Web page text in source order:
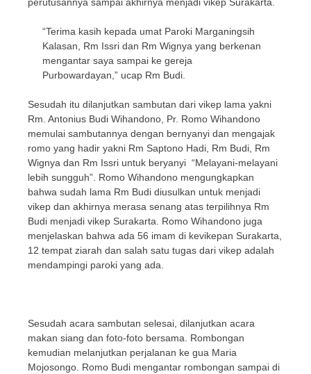
“Terima kasih kepada umat Paroki Marganingsih
Kalasan, Rm Issri dan Rm Wignya yang berkenan
mengantar saya sampai ke gereja
Purbowardayan,” ucap Rm Budi.
Sesudah itu dilanjutkan sambutan dari vikep lama yakni
Rm. Antonius Budi Wihandono, Pr. Romo Wihandono
memulai sambutannya dengan bernyanyi dan mengajak
romo yang hadir yakni Rm Saptono Hadi, Rm Budi, Rm
Wignya dan Rm Issri untuk beryanyi “Melayani-melayani
lebih sungguh”. Romo Wihandono mengungkapkan
bahwa sudah lama Rm Budi diusulkan untuk menjadi
vikep dan akhirnya merasa senang atas terpilihnya Rm
Budi menjadi vikep Surakarta. Romo Wihandono juga
menjelaskan bahwa ada 56 imam di kevikepan Surakarta,
12 tempat ziarah dan salah satu tugas dari vikep adalah
mendampingi paroki yang ada.
Sesudah acara sambutan selesai, dilanjutkan acara
makan siang dan foto-foto bersama. Rombongan
kemudian melanjutkan perjalanan ke gua Maria
Mojosongo. Romo Budi mengantar rombongan sampai di